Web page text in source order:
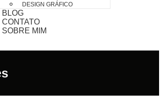
DESIGN GRÁFICO
BLOG
CONTATO
SOBRE MIM